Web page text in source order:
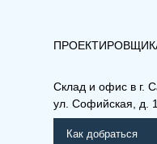
Склад и офис в г.
ул. Софийская, д.
Как добраться